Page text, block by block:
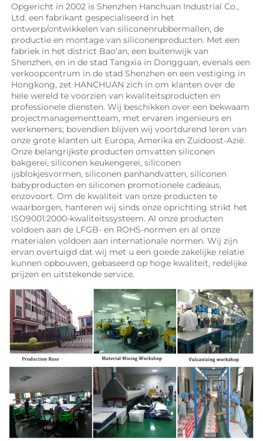
Opgericht in 2002 is Shenzhen Hanchuan Industrial Co.,
Ltd. een fabrikant gespecialiseerd in het
ontwerp/ontwikkelen van siliconenrubbermallen, de
productie en montage van siliconenproducten. Met een
fabriek in het district Bao'an, een buitenwijk van
Shenzhen, en in de stad Tangxia in Dongguan, evenals een
verkoopcentrum in de stad Shenzhen en een vestiging in
Hongkong, zet HANCHUAN zich in om klanten over de
hele wereld te voorzien van kwaliteitsproducten en
professionele diensten. Wij beschikken over een bekwaam
projectmanagementteam, met ervaren ingenieurs en
werknemers; bovendien blijven wij voortdurend leren van
onze grote klanten uit Europa, Amerika en Zuidoost-Azië.
Onze belangrijkste producten omvatten siliconen
bakgerei, siliconen keukengerei, siliconen
ijsblokjesvormen, siliconen panhandvatten, siliconen
babyproducten en siliconen promotionele cadeaus,
enzovoort. Om de kwaliteit van onze producten te
waarborgen, hanteren wij sinds onze oprichting strikt het
ISO9001:2000-kwaliteitssysteem. Al onze producten
voldoen aan de LFGB- en ROHS-normen en al onze
materialen voldoen aan internationale normen. Wij zijn
ervan overtuigd dat wij met u een goede zakelijke relatie
kunnen opbouwen, gebaseerd op hoge kwaliteit, redelijke
prijzen en uitstekende service.